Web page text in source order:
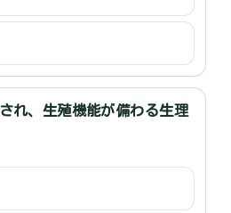
れ、生殖機能が備わる生理